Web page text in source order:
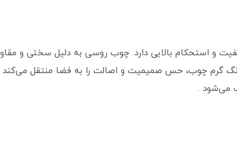
استحکام بالایی دارد. چوب روسی به دلیل سختی و
رنگ گرم چوب، حس صمیمیت و اصالت را به فضا منتقل
می‌شود .